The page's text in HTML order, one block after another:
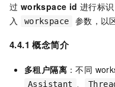
过 workspace id 进行标
入
workspace 参数，以
4.4.1 概念简介
多租户隔离 ：不同
Assistant 、